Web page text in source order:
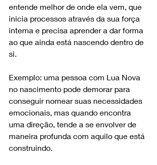
entende melhor de onde ela vem, que
inicia processos através da sua força
interna e precisa aprender a dar forma
ao que ainda está nascendo dentro de
si.
Exemplo: uma pessoa com Lua Nova
no nascimento pode demorar para
conseguir nomear suas necessidades
emocionais, mas quando encontra
uma direção, tende a se envolver de
maneira profunda com aquilo que está
construindo.